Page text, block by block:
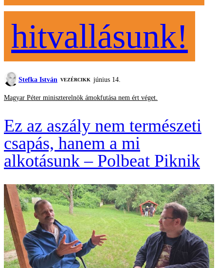
hitvallásunk!
Stefka István VEZÉRCIKK június 14.
Magyar Péter miniszterelnök ámokfutása nem ért véget.
Ez az aszály nem természeti
csapás, hanem a mi
alkotásunk – Polbeat Piknik